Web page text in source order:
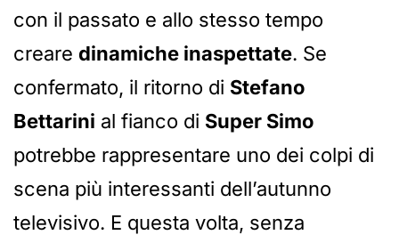
con il passato e allo stesso tempo
creare dinamiche inaspettate. Se
confermato, il ritorno di Stefano
Bettarini al fianco di Super Simo
potrebbe rappresentare uno dei colpi di
scena più interessanti dell’autunno
televisivo. E questa volta, senza